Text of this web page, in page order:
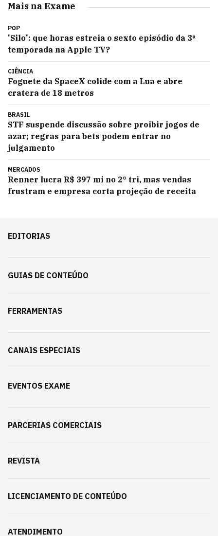
Mais na Exame
POP
'Silo': que horas estreia o sexto episódio da 3ª
temporada na Apple TV?
CIÊNCIA
Foguete da SpaceX colide com a Lua e abre
cratera de 18 metros
BRASIL
STF suspende discussão sobre proibir jogos de
azar; regras para bets podem entrar no
julgamento
MERCADOS
Renner lucra R$ 397 mi no 2° tri, mas vendas
frustram e empresa corta projeção de receita
EDITORIAS
GUIAS DE CONTEÚDO
FERRAMENTAS
CANAIS ESPECIAIS
EVENTOS EXAME
PARCERIAS COMERCIAIS
REVISTA
LICENCIAMENTO DE CONTEÚDO
ATENDIMENTO